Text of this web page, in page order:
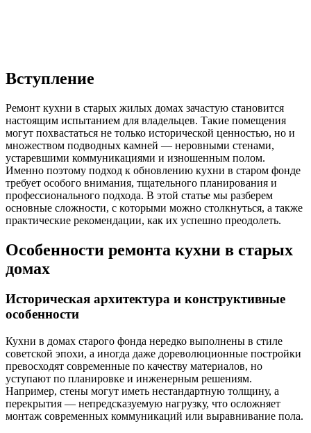
Вступление
Ремонт кухни в старых жилых домах зачастую становится
настоящим испытанием для владельцев. Такие помещения
могут похвастаться не только исторической ценностью, но и
множеством подводных камней — неровными стенами,
устаревшими коммуникациями и изношенным полом.
Именно поэтому подход к обновлению кухни в старом фонде
требует особого внимания, тщательного планирования и
профессионального подхода. В этой статье мы разберем
основные сложности, с которыми можно столкнуться, а также
практические рекомендации, как их успешно преодолеть.
Особенности ремонта кухни в старых
домах
Историческая архитектура и конструктивные
особенности
Кухни в домах старого фонда нередко выполнены в стиле
советской эпохи, а иногда даже дореволюционные постройки
превосходят современные по качеству материалов, но
уступают по планировке и инженерным решениям.
Например, стены могут иметь нестандартную толщину, а
перекрытия — непредсказуемую нагрузку, что осложняет
монтаж современных коммуникаций или выравнивание пола.